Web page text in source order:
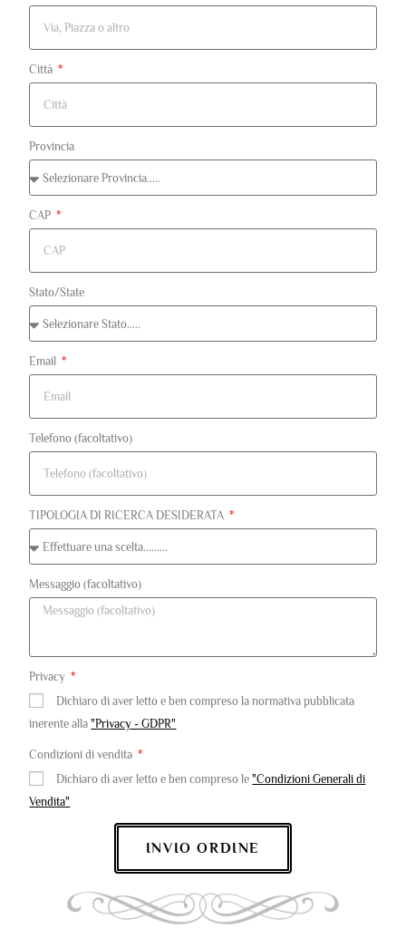
Città
Provincia
CAP
Stato/State
Email
Telefono (facoltativo)
TIPOLOGIA DI RICERCA DESIDERATA
Messaggio (facoltativo)
Privacy
Dichiaro di aver letto e ben compreso la normativa pubblicata
inerente alla"Privacy - GDPR"
Condizioni di vendita
Dichiaro di aver letto e ben compreso le"Condizioni Generali di
Vendita"
INVIO ORDINE